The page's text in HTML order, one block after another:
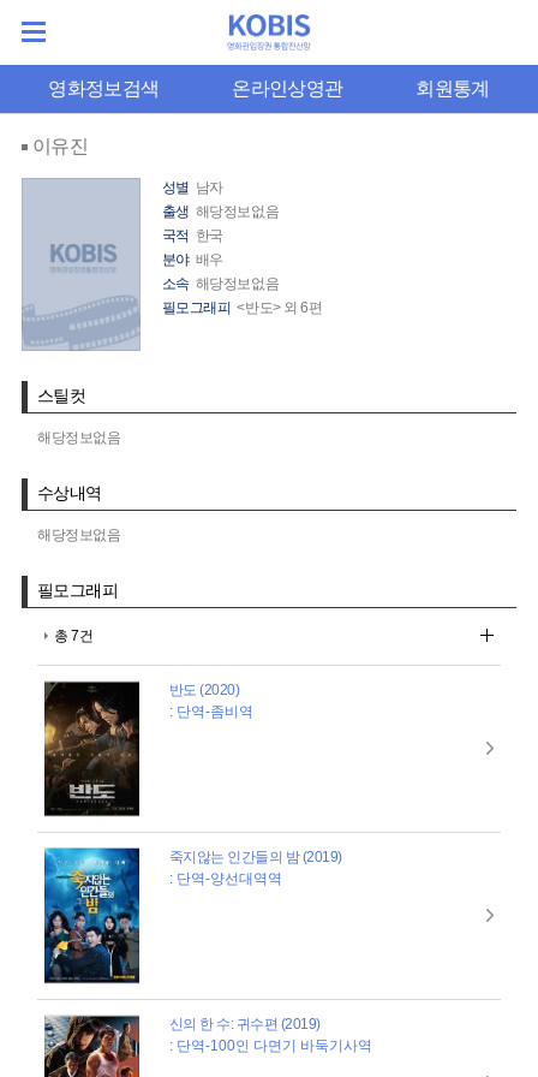
영화정보검색 온라인상영관 회원통계
이유진
성별 남자
출생 해당정보없음
국적 한국
분야 배우
소속 해당정보없음
필모그래피 <반도> 외 6편
스틸컷
해당정보없음
수상내역
해당정보없음
필모그래피
총 7건
반도 (2020)
: 단역-좀비역
죽지않는 인간들의 밤 (2019)
: 단역-양선대역역
신의 한 수: 귀수편 (2019)
: 단역-100인 다면기 바둑기사역